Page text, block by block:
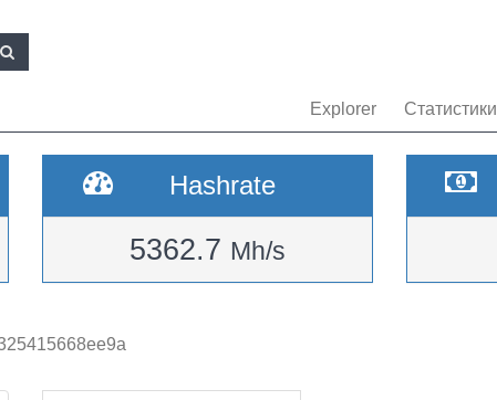
Explorer Статистики
Hashrate
5362.7 Mh/s